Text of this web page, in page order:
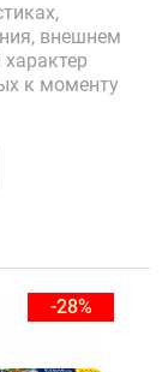
внешнем
к моменту
-28%